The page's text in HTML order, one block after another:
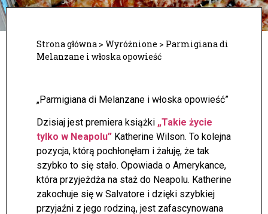
Strona główna > Wyróżnione > Parmigiana di
Melanzane i włoska opowieść
„Parmigiana di Melanzane i włoska opowieść”
Dzisiaj jest premiera książki „Takie życie
tylko w Neapolu” Katherine Wilson. To kolejna
pozycja, którą pochłonęłam i żałuję, że tak
szybko to się stało. Opowiada o Amerykance,
która przyjeżdża na staż do Neapolu. Katherine
zakochuje się w Salvatore i dzięki szybkiej
przyjaźni z jego rodziną, jest zafascynowana